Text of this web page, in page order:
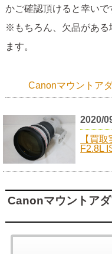
かご確認頂けると幸いで
※もちろん、欠品がある
ます。
Canonマウントア
2020/
【買
F2.8L
Canonマウントア